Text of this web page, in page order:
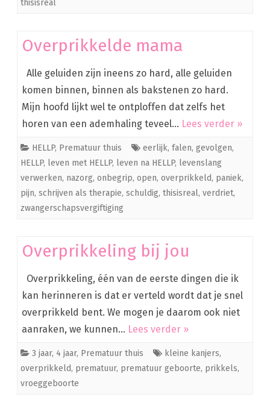
thisisreal
Overprikkelde mama
Alle geluiden zijn ineens zo hard, alle geluiden
komen binnen, binnen als bakstenen zo hard.
Mijn hoofd lijkt wel te ontploffen dat zelfs het
horen van een ademhaling teveel… Lees verder »
HELLP, Prematuur thuis eerlijk, falen, gevolgen,
HELLP, leven met HELLP, leven na HELLP, levenslang
verwerken, nazorg, onbegrip, open, overprikkeld, paniek,
pijn, schrijven als therapie, schuldig, thisisreal, verdriet,
zwangerschapsvergiftiging
Overprikkeling bij jou
Overprikkeling, één van de eerste dingen die ik
kan herinneren is dat er verteld wordt dat je snel
overprikkeld bent. We mogen je daarom ook niet
aanraken, we kunnen… Lees verder »
3 jaar, 4 jaar, Prematuur thuis kleine kanjers,
overprikkeld, prematuur, prematuur geboorte, prikkels,
vroeggeboorte